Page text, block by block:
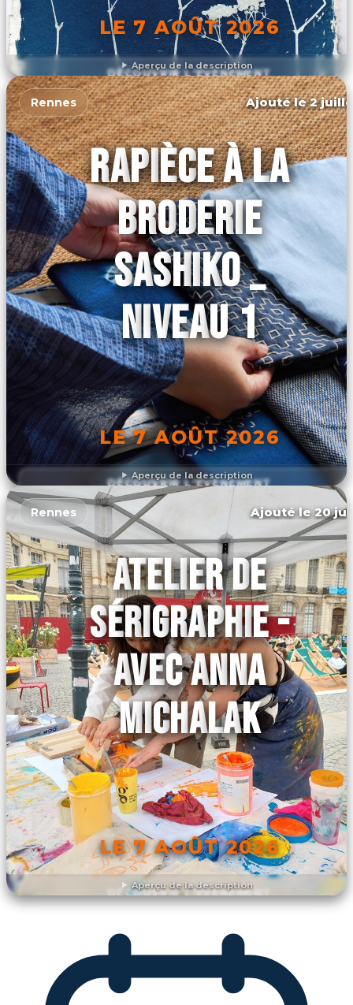
Aperçu de la description
LE 7 AOÛT 2026
DÉCOUVRIR L'ÉVÉNEMENT
Aperçu de la description
Rennes Ajouté le 2
RAPIÈCE À LA
BRODERIE
SASHIKO _
NIVEAU 1
LE 7 AOÛT 2026
DÉCOUVRIR L'ÉVÉNEMENT
Aperçu de la description
Rennes Ajouté le 20
ATELIER DE
SÉRIGRAPHIE -
AVEC ANNA
MICHALAK
LE 7 AOÛT 2026
DÉCOUVRIR L'ÉVÉNEMENT